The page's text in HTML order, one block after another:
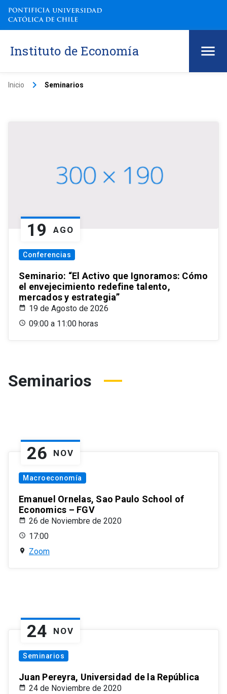
Instituto de Economía
Inicio keyboard_arrow_right Seminarios
19 AGO
Conferencias
Seminario: “El Activo que Ignoramos: Cómo
el envejecimiento redefine talento,
mercados y estrategia”
19 de Agosto de 2026
09:00 a 11:00 horas
Seminarios
26 NOV
Macroeconomía
Emanuel Ornelas, Sao Paulo School of
Economics – FGV
26 de Noviembre de 2020
17:00
Zoom
24 NOV
Seminarios
Juan Pereyra, Universidad de la República
24 de Noviembre de 2020